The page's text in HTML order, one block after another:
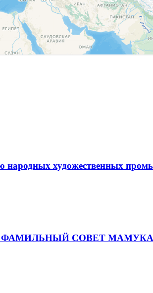
народных художественных
"ФАМИЛЬНЫЙ СОВЕТ